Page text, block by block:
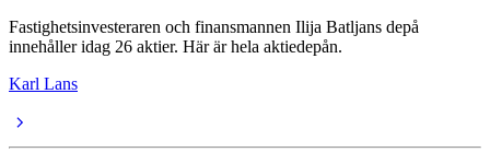
Fastighetsinvesteraren och finansmannen Ilija Batljans depå
innehåller idag 26 aktier. Här är hela aktiedepån.
Karl Lans